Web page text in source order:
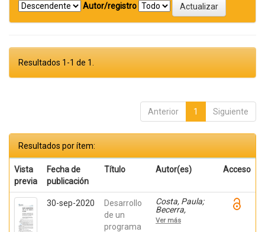
Autor/registro
Resultados 1-1 de 1.
Anterior 1 Siguiente
Resultados por ítem:
Vista
previa
Fecha de
publicación
Título Autor(es) Acceso
30-sep-2020
Desarrollo
de un
programa
Costa, Paula;
Becerra,
Viviana;
Becerra,
Ver más